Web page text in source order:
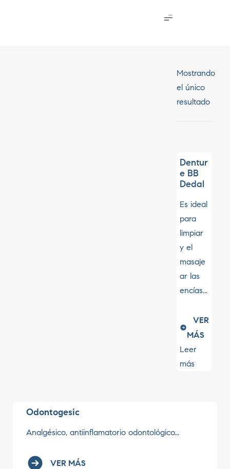
Mostrando
el único
resultado
Dentur
e BB
Dedal
Es ideal
para
limpiar
y el
masaje
ar las
encías...
VER
MÁS
Leer
más
Odontogesic
Analgésico, antiinflamatorio odontológico...
VER MÁS